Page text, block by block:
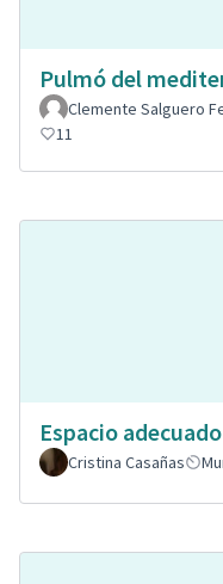
Pulmó del
Clemente Salguero
11
Espacio
Cristina Casañas